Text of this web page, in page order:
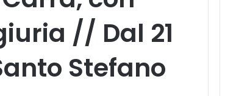
// Dal 21
Stefano